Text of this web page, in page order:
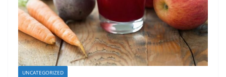
UNCATEGORIZED